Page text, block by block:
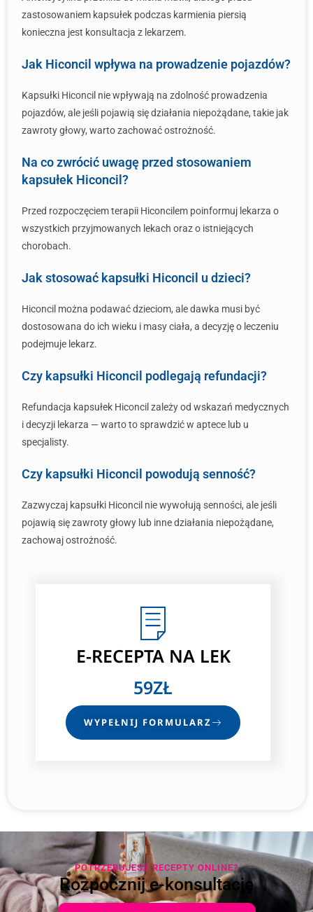
zastosowaniem kapsułek podczas karmienia piersią
konieczna jest konsultacja z lekarzem.
Jak Hiconcil wpływa na prowadzenie pojazdów?
Kapsułki Hiconcil nie wpływają na zdolność prowadzenia
pojazdów, ale jeśli pojawią się działania niepożądane, takie jak
zawroty głowy, warto zachować ostrożność.
Na co zwrócić uwagę przed stosowaniem
kapsułek Hiconcil?
Przed rozpoczęciem terapii Hiconcilem poinformuj lekarza o
wszystkich przyjmowanych lekach oraz o istniejących
chorobach.
Jak stosować kapsułki Hiconcil u dzieci?
Hiconcil można podawać dzieciom, ale dawka musi być
dostosowana do ich wieku i masy ciała, a decyzję o leczeniu
podejmuje lekarz.
Czy kapsułki Hiconcil podlegają refundacji?
Refundacja kapsułek Hiconcil zależy od wskazań medycznych
i decyzji lekarza — warto to sprawdzić w aptece lub u
specjalisty.
Czy kapsułki Hiconcil powodują senność?
Zazwyczaj kapsułki Hiconcil nie wywołują senności, ale jeśli
pojawią się zawroty głowy lub inne działania niepożądane,
zachowaj ostrożność.
E-RECEPTANA LEK
59ZŁ
WYPEŁNIJ FORMULARZ
POTRZEBUJESZ RECEPTY ONLINE?
Rozpocznij e-konsultację